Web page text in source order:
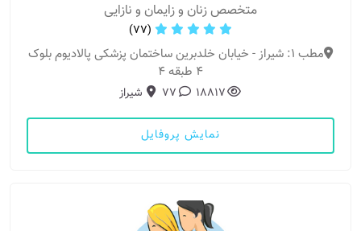
متخصص زنان و زایمان و نازایی
(77)
مطب 1: شیراز - خیابان خلدبرین ساختمان پزشکی پالادیوم بلوک
4 طبقه 4
18817
77 شیراز
نمایش پروفایل